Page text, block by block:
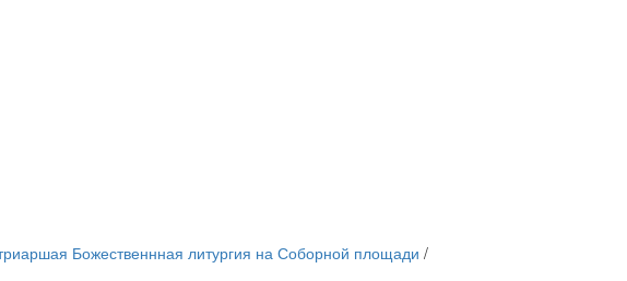
Божественнная литургия на Соборной площади /